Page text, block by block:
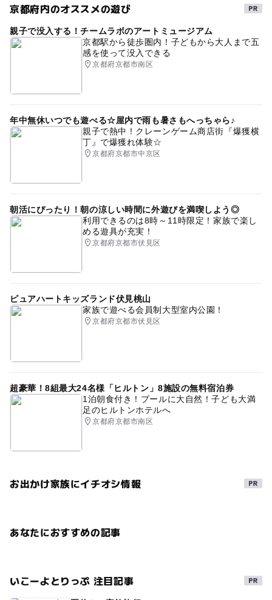
京都府内のオススメの遊び
親子で没入する！チームラボのアートミュージアム
京都駅から徒歩圏内！子どもから大人まで五
感を使って没入できる
京都府京都市南区
年中無休いつでも遊べる☆屋内で雨も暑さもへっちゃら♪
親子で熱中！クレーンゲーム商店街『爆獲横
丁』で爆獲れ体験☆
京都府京都市中京区
朝活にぴったり！朝の涼しい時間に外遊びを満喫しよう◎
利用できるのは8時～11時限定！家族で楽し
める遊具が充実！
京都府京都市伏見区
ピュアハートキッズランド伏見桃山
家族で遊べる会員制大型室内公園！
京都府京都市伏見区
超豪華！8組最大24名様「ヒルトン」8施設の無料宿泊券
1泊朝食付き！プールに大自然！子ども大満
足のヒルトンホテルへ
京都府京都市南区
お出かけ家族にイチオシ情報
あなたにおすすめの記事
いこーよとりっぷ 注目記事